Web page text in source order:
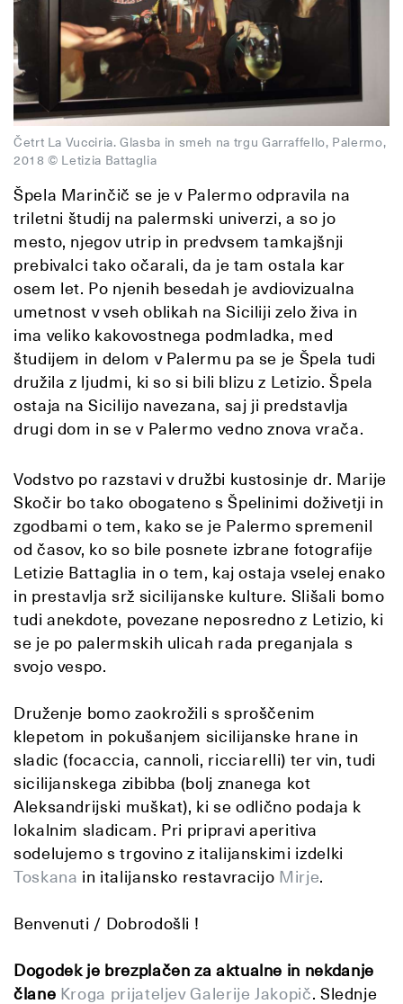
Četrt La Vucciria. Glasba in smeh na trgu Garraffello, Palermo,
2018 © Letizia Battaglia
Špela Marinčič se je v Palermo odpravila na
triletni študij na palermski univerzi, a so jo
mesto, njegov utrip in predvsem tamkajšnji
prebivalci tako očarali, da je tam ostala kar
osem let. Po njenih besedah je avdiovizualna
umetnost v vseh oblikah na Siciliji zelo živa in
ima veliko kakovostnega podmladka, med
študijem in delom v Palermu pa se je Špela tudi
družila z ljudmi, ki so si bili blizu z Letizio. Špela
ostaja na Sicilijo navezana, saj ji predstavlja
drugi dom in se v Palermo vedno znova vrača.
Vodstvo po razstavi v družbi kustosinje dr. Marije
Skočir bo tako obogateno s Špelinimi doživetji in
zgodbami o tem, kako se je Palermo spremenil
od časov, ko so bile posnete izbrane fotografije
Letizie Battaglia in o tem, kaj ostaja vselej enako
in prestavlja srž sicilijanske kulture. Slišali bomo
tudi anekdote, povezane neposredno z Letizio, ki
se je po palermskih ulicah rada preganjala s
svojo vespo.
Druženje bomo zaokrožili s sproščenim
klepetom in pokušanjem sicilijanske hrane in
sladic (focaccia, cannoli, ricciarelli) ter vin, tudi
sicilijanskega zibibba (bolj znanega kot
Aleksandrijski muškat), ki se odlično podaja k
lokalnim sladicam. Pri pripravi aperitiva
sodelujemo s trgovino z italijanskimi izdelki
Toskana in italijansko restavracijo Mirje.
Benvenuti / Dobrodošli !
Dogodek je brezplačen za aktualne in nekdanje
člane Kroga prijateljev Galerije Jakopič. Slednje